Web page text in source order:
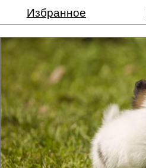
Избранное